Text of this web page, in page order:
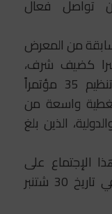
تواصل فعال
من المعرض
كضيف شرف،
واستقطبت 850.000 زائر، وشهدت تنظيم 35 مؤتمراً
لتغطية واسعة من
الذين بلغ
الإجتماع على
تقارير وحسابات الجمعية المحصورة في تاريخ 30 شتنبر